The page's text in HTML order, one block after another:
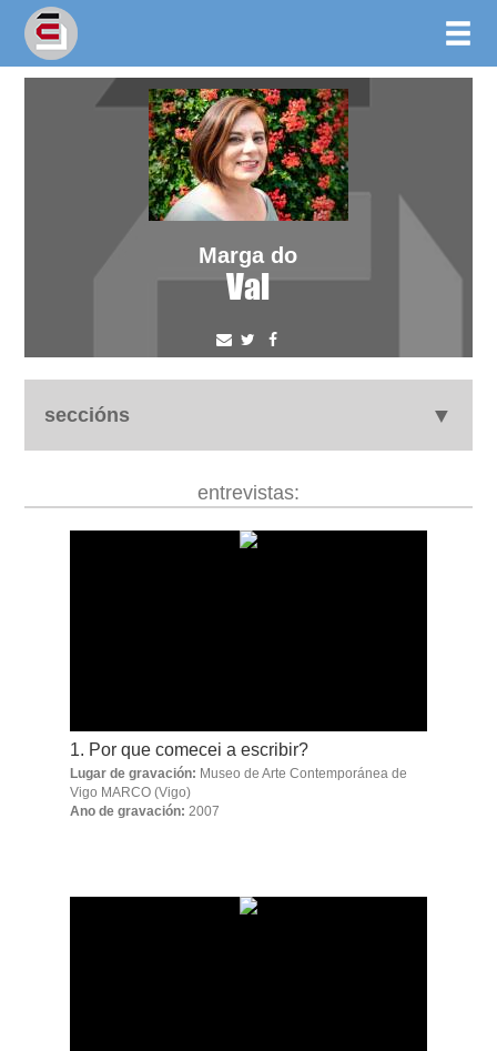
Marga do
Val
seccións
obra
outros docs
entrevistas:
1. Por que comecei a escribir?
Lugar de gravación: Museo de Arte Contemporánea de
Vigo MARCO(Vigo)
Ano de gravación: 2007